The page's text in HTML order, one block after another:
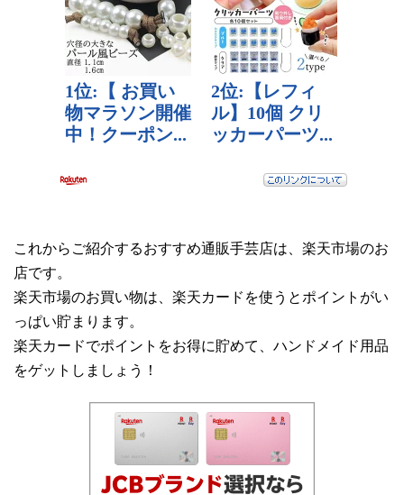
これからご紹介するおすすめ通販手芸店は、楽天市場のお
店です。
楽天市場のお買い物は、楽天カードを使うとポイントがい
っぱい貯まります。
楽天カードでポイントをお得に貯めて、ハンドメイド用品
をゲットしましょう！